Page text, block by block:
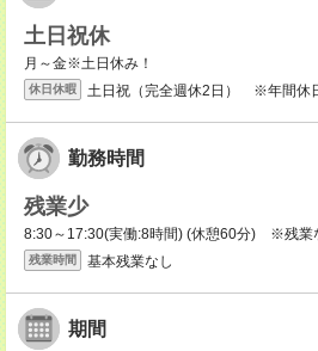
土日祝休
月～金※土日休み！
休日休暇 土日祝（完全週休2日） ※年間休
勤務時間
残業少
8:30～17:30(実働:8時間) (休憩60分) ※残業
残業時間 基本残業なし
期間